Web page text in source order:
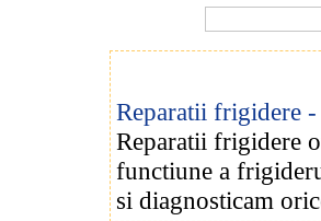
Reparatii frigidere
Reparatii frigidere
functiune a
si diagnosticam